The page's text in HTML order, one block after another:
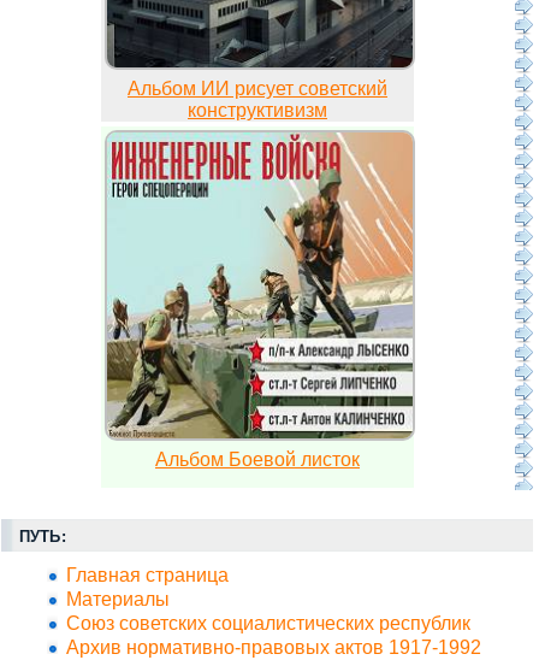
Альбом ИИ рисует советский
конструктивизм
Альбом Боевой листок
ПУТЬ:
Главная страница
Материалы
Союз советских социалистических республик
Архив нормативно-правовых актов 1917-1992